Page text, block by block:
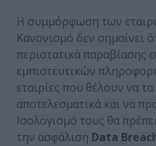
H συμμόρφωση των
Κανονισμό δεν σημαίνει
περιστατικά παραβίασης
εμπιστευτικών
εταιρίες που θέλουν να
αποτελεσματικά και να
Ισολογισμό τους θα
την ασφάλιση Data